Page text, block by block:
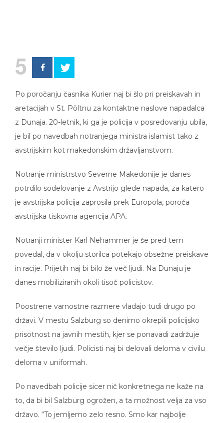
5
Po poročanju časnika Kurier naj bi šlo pri preiskavah in
aretacijah v St. Pöltnu za kontaktne naslove napadalca
z Dunaja. 20-letnik, ki ga je policija v posredovanju ubila,
je bil po navedbah notranjega ministra islamist tako z
avstrijskim kot makedonskim državljanstvom.
Notranje ministrstvo Severne Makedonije je danes
potrdilo sodelovanje z Avstrijo glede napada, za katero
je avstrijska policija zaprosila prek Europola, poroča
avstrijska tiskovna agencija APA.
Notranji minister Karl Nehammer je še pred tem
povedal, da v okolju storilca potekajo obsežne preiskave
in racije. Prijetih naj bi bilo že več ljudi. Na Dunaju je
danes mobiliziranih okoli tisoč policistov.
Poostrene varnostne razmere vladajo tudi drugo po
državi. V mestu Salzburg so denimo okrepili policijsko
prisotnost na javnih mestih, kjer se ponavadi zadržuje
večje število ljudi. Policisti naj bi delovali deloma v civilu
deloma v uniformah.
Po navedbah policije sicer nič konkretnega ne kaže na
to, da bi bil Salzburg ogrožen, a ta možnost velja za vso
državo. “To jemljemo zelo resno. Smo kar najbolje